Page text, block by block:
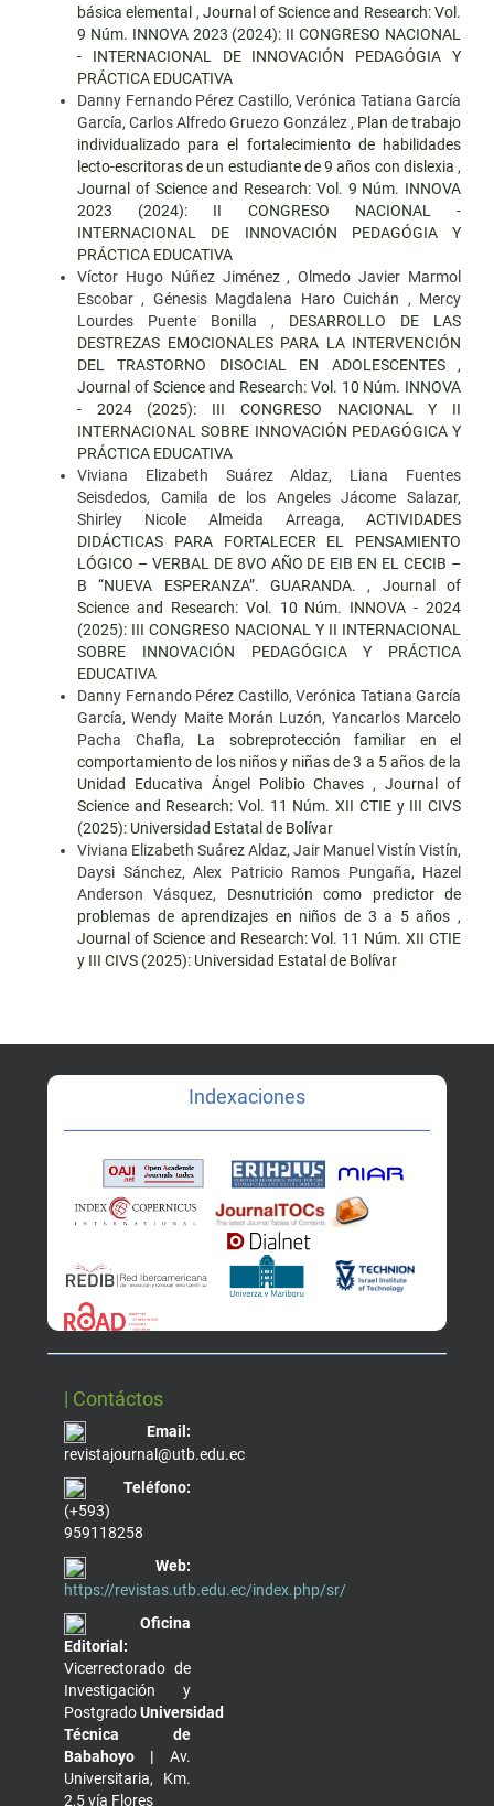
básica elemental ,Journal of Science and Research: Vol.
9 Núm. INNOVA 2023 (2024): II CONGRESO NACIONAL
- INTERNACIONAL DE INNOVACIÓN PEDAGÓGIA Y
PRÁCTICA EDUCATIVA
Danny Fernando Pérez Castillo, Verónica Tatiana García
García, Carlos Alfredo Gruezo González , Plan de trabajo
individualizado para el fortalecimiento de habilidades
lecto-escritoras de un estudiante de 9 años con dislexia ,
Journal of Science and Research: Vol. 9 Núm. INNOVA
2023 (2024): II CONGRESO NACIONAL -
INTERNACIONAL DE INNOVACIÓN PEDAGÓGIA Y
PRÁCTICA EDUCATIVA
Víctor Hugo Núñez Jiménez , Olmedo Javier Marmol
Escobar , Génesis Magdalena Haro Cuichán , Mercy
Lourdes Puente Bonilla , DESARROLLO DE LAS
DESTREZAS EMOCIONALES PARA LA INTERVENCIÓN
DEL TRASTORNO DISOCIAL EN ADOLESCENTES ,
Journal of Science and Research: Vol. 10 Núm. INNOVA
- 2024 (2025): III CONGRESO NACIONAL Y II
INTERNACIONAL SOBRE INNOVACIÓN PEDAGÓGICA Y
PRÁCTICA EDUCATIVA
Viviana Elizabeth Suárez Aldaz, Liana Fuentes
Seisdedos, Camila de los Angeles Jácome Salazar,
Shirley Nicole Almeida Arreaga, ACTIVIDADES
DIDÁCTICAS PARA FORTALECER EL PENSAMIENTO
LÓGICO – VERBAL DE 8VO AÑO DE EIB EN EL CECIB –
B “NUEVA ESPERANZA”. GUARANDA. , Journal of
Science and Research: Vol. 10 Núm. INNOVA - 2024
(2025): III CONGRESO NACIONAL Y II INTERNACIONAL
SOBRE INNOVACIÓN PEDAGÓGICA Y PRÁCTICA
EDUCATIVA
Danny Fernando Pérez Castillo, Verónica Tatiana García
García, Wendy Maite Morán Luzón, Yancarlos Marcelo
Pacha Chafla, La sobreprotección familiar en el
comportamiento de los niños y niñas de 3 a 5 años de la
Unidad Educativa Ángel Polibio Chaves ,Journal of
Science and Research: Vol. 11 Núm. XII CTIE y III CIVS
(2025): Universidad Estatal de Bolívar
Viviana Elizabeth Suárez Aldaz, Jair Manuel Vistín Vistín,
Daysi Sánchez, Alex Patricio Ramos Pungaña, Hazel
Anderson Vásquez, Desnutrición como predictor de
problemas de aprendizajes en niños de 3 a 5 años ,
Journal of Science and Research: Vol. 11 Núm. XII CTIE
y III CIVS (2025): Universidad Estatal de Bolívar
Indexaciones
| Contáctos
Email:
revistajournal@utb.edu.ec
Teléfono:
(+593)
959118258
Web:
https://revistas.utb.edu.ec/index.php/sr/
Oficina
Editorial:
Vicerrectorado de
Investigación y
PostgradoUniversidad
Técnica de
Babahoyo | Av.
Universitaria, Km.
2,5 vía Flores